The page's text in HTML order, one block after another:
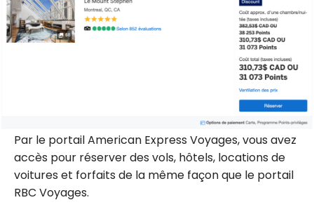
Par le portail American Express Voyages, vous avez
accès pour réserver des vols, hôtels, locations de
voitures et forfaits de la même façon que le portail
RBC Voyages.